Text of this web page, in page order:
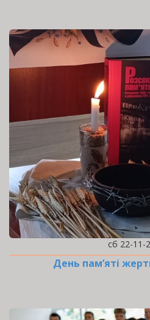
сб 22-11-
День пам’яті